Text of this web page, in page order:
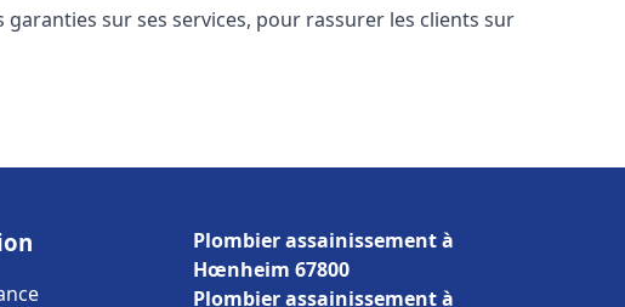
garanties sur ses services, pour rassurer les clients sur
Plombier assainissement à
Hœnheim 67800
Plombier assainissement à